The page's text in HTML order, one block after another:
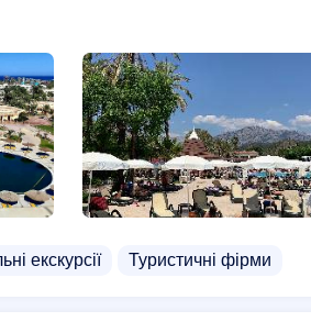
екскурсії Туристичні фірми